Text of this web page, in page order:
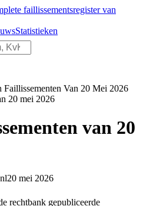
faillissementsregister van
Statistieken
Faillissementen Van 20 Mei 2026
van 20
20 mei 2026
rechtbank gepubliceerde